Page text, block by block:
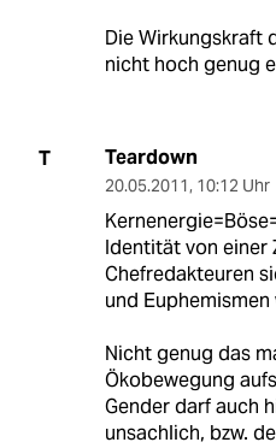
Die Wirkungskraft
nicht hoch genug
T Teardown
20.05.2011, 10:12 Uhr
Identität von einer
Chefredakteuren
und Euphemismen
Nicht genug das
Ökobewegung
Gender darf auch
unsachlich, bzw.